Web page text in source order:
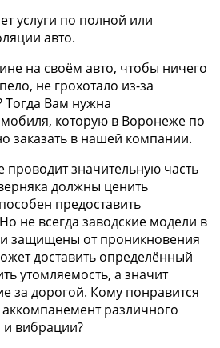
услуги по полной или
авто.
на своём авто, чтобы ничего
не грохотало из-за
Тогда Вам нужна
которую в Воронеже по
заказать в нашей компании.
проводит значительную часть
должны ценить
предоставить
не всегда заводские модели в
защищены от проникновения
доставить определённый
утомляемость, а значит
за дорогой. Кому понравится
различного
вибрации?